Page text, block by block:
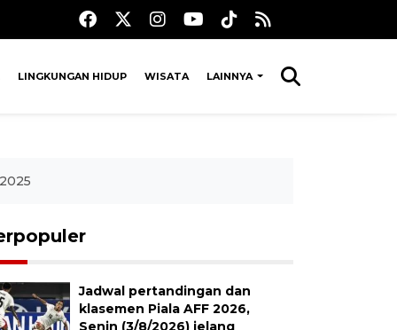
LINGKUNGAN HIDUP WISATA LAINNYA
Jadwal pertandingan dan
klasemen Piala AFF 2026,
Senin (3/8/2026) jelang